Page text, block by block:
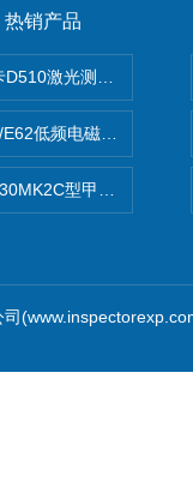
热销产品
D510激光测距仪
E62低频电磁场强度分析
型甲醛检测仪